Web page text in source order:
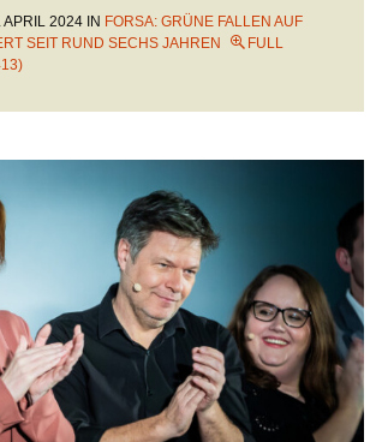
APRIL 2024 IN FORSA: GRÜNE FALLEN AUF
SEIT RUND SECHS JAHREN
FULL